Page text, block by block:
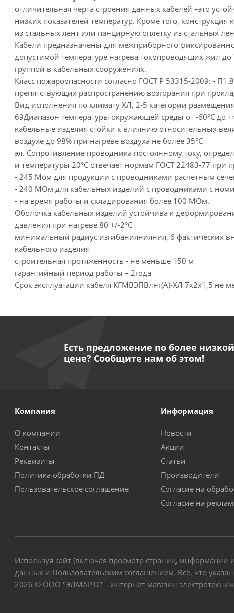
отличительная черта строения данных кабелей –это
низких показателей температур. Кроме того,
из стальных лент или панцирную оплетку из стальных
Кабели предназначены для межприборного
допустимой температуре нагрева токопроводящих жил
группой в кабельных сооружениях.
Класс пожароопасности согласно ГОСТ Р 53315-2009: -
препятствующих распространению возгорания при
Вид исполнения по климату ХЛ, 2-5 категории
69Диапазон температуры окружающей среды от -60°С до
кабельные изделия стойки к влиянию относительных
воздухе до 98% при нагреве воздуха не более 35°С
эл. Сопротивление проводника постоянному току,
и температуры 20°С отвечает нормам ГОСТ 22483-77 при
- 245 Мом для продукции с проводниками расчетным
- 240 МОм для кабельных изделий с проводниками с
- на время работы и складирования более 100 МОм.
Оболочка кабельных изделий устойчива к
давления при нагреве 80 +/-2°С
минимальный радиус изгибаниянияния, 6 фактических
кабельного изделия
строительная протяженность - не меньше 150 м
гарантийный период работы – 2года
Срок эксплуатации кабеля КГМВЭПВлнг(А)-ХЛ 7х2х1,5 не
Есть предложение по более низкой
цене? Сообщите нам об этом!
Компания
О компании
Контакты
Реквизиты
Политика обработки ПД
Пользовательское соглашение
Информация
Новости
Акции
Статьи
Производители
Согласие на
Согласие на
Используя сайт (включая просмотр страниц, информации
данных и Пользовательским соглашением. Всё, что
2026 © ООО "ЭЛМАРТС" - интернет-магазин